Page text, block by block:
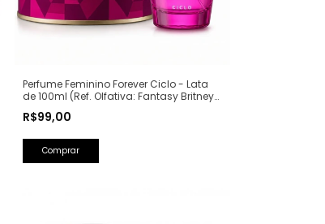
Perfume Feminino Forever Ciclo - Lata
de 100ml (Ref. Olfativa: Fantasy Britney
R$99,00